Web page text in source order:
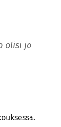
olisi jo